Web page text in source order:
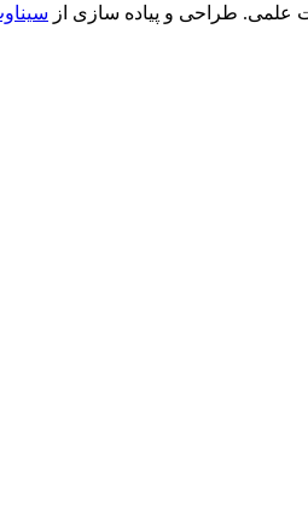
علمی. طراحی و پیاده سازی از